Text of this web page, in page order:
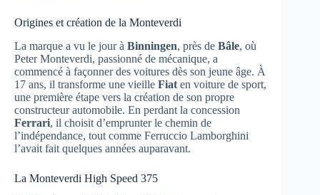
Origines et création de la Monteverdi
La marque a vu le jour à Binningen, près de Bâle, où
Peter Monteverdi, passionné de mécanique, a
commencé à façonner des voitures dès son jeune âge. À
17 ans, il transforme une vieille Fiat en voiture de sport,
une première étape vers la création de son propre
constructeur automobile. En perdant la concession
Ferrari, il choisit d’emprunter le chemin de
l’indépendance, tout comme Ferruccio Lamborghini
l’avait fait quelques années auparavant.
La Monteverdi High Speed 375